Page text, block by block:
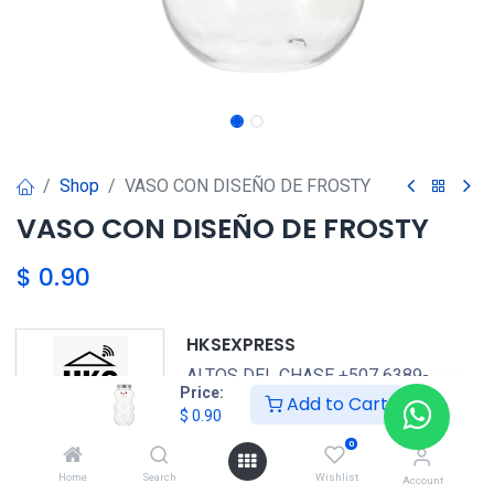
Price:
$ 0.90 Add to Cart
Home Search
0
Wishlist Account
Shop VASO CON DISEÑO DE FROSTY
VASO CON DISEÑO DE FROSTY
$ 0.90
HKSEXPRESS
ALTOS DEL CHASE +507 6389-
8866
GENERICO